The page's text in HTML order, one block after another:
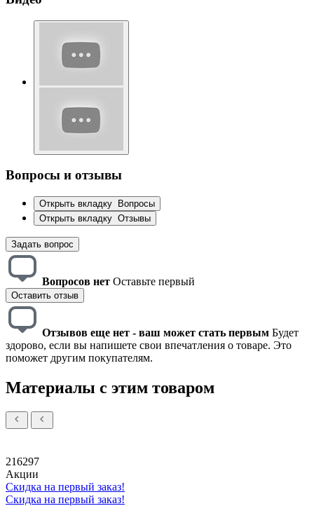
Вопросы и отзывы
Открыть вкладку
Вопросы
Открыть вкладку Отзывы
Задать вопрос
Вопросов нет Оставьте первый
Оставить отзыв
Отзывов еще нет - ваш может стать первым Будет
здорово, если вы напишете свои впечатления о товаре. Это
поможет другим покупателям.
Материалы с этим товаром
216297
Акции
Скидка на первый заказ!
Скидка на первый заказ!